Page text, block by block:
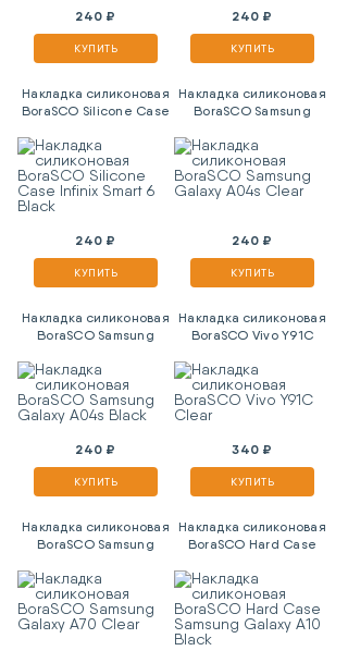
240 ₽
КУПИТЬ
240 ₽
КУПИТЬ
Накладка силиконовая
BoraSCO Silicone Case
240 ₽
КУПИТЬ
Накладка силиконовая
BoraSCO Samsung
240 ₽
КУПИТЬ
Накладка силиконовая
BoraSCO Samsung
240 ₽
КУПИТЬ
Накладка силиконовая
BoraSCO Vivo Y91C
340 ₽
КУПИТЬ
Накладка силиконовая
BoraSCO Samsung
Накладка силиконовая
BoraSCO Hard Case
Black